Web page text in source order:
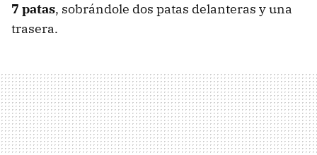
7 patas, sobrándole dos patas delanteras y una
trasera.